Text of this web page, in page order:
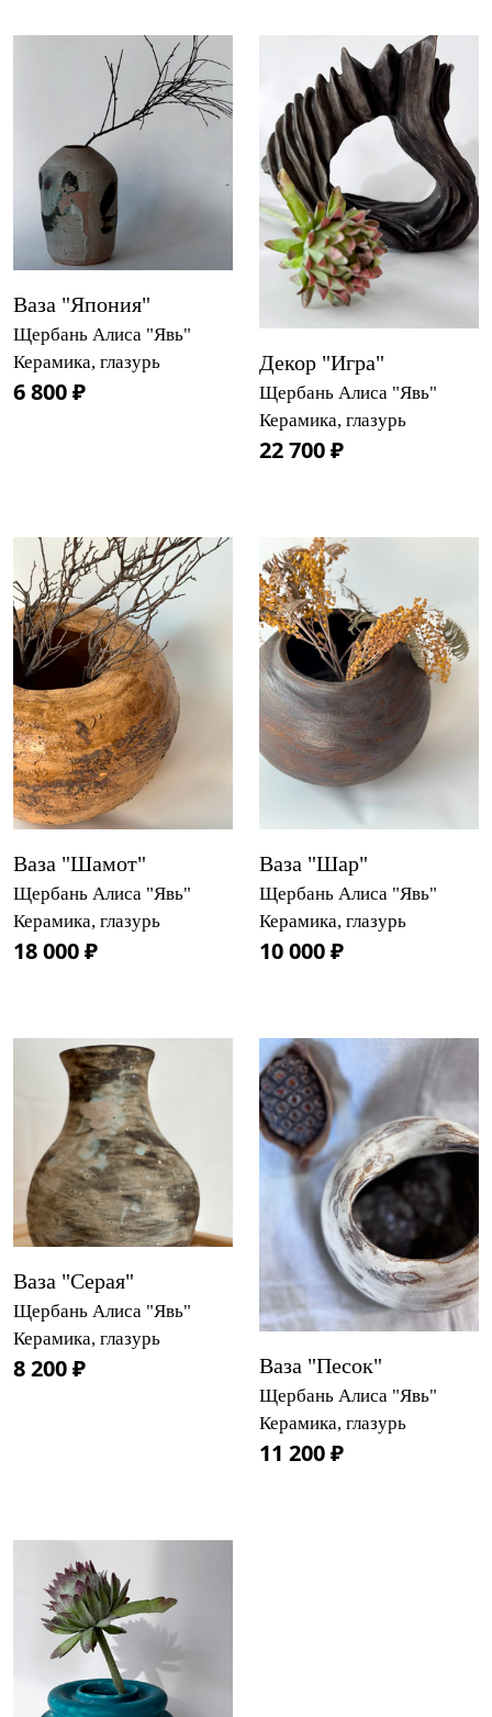
Ваза "Япония"
Щербань Алиса "Явь"
Керамика, глазурь
6 800 ₽
Декор "Игра"
Щербань Алиса "Явь"
Керамика, глазурь
22 700 ₽
Ваза "Шамот"
Щербань Алиса "Явь"
Керамика, глазурь
18 000 ₽
Ваза "Шар"
Щербань Алиса "Явь"
Керамика, глазурь
10 000 ₽
Ваза "Серая"
Щербань Алиса "Явь"
Керамика, глазурь
8 200 ₽ Ваза "Песок"
Щербань Алиса "Явь"
Керамика, глазурь
11 200 ₽